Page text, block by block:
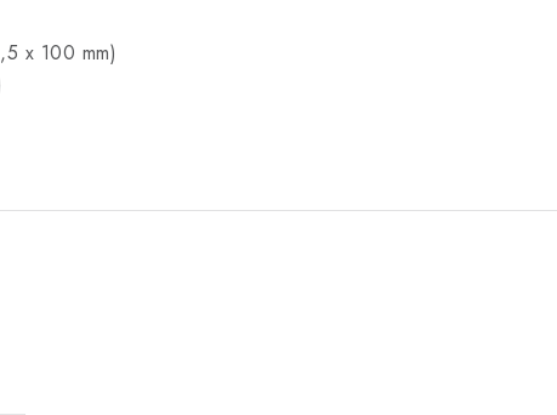
x 100 mm)